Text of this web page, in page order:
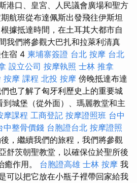
港口、皇宮、人民議會廣場和聖方
航班從布達佩斯出發飛往伊斯坦
據抵達時間，在土耳其大都市自
我們將參觀大巴扎和拉萊利清真
宿 4 柬埔寨簽證 台北 按摩 台北
設立公司 按摩執照 士林 推拿
按摩 課程 北投 按摩 傍晚抵達布達
也了解了匈牙利歷史上的重要城
到城堡（從外面）、瑪麗教堂和主
摩課程 工商登記 按摩證照班 台中
中整骨價錢 台胞證台北 按摩證照
，繼續我們的旅程，我們將參觀
舒茨朝聖教堂，以確保位於聖所後
癒作用。 台胞證高雄 士林 按摩 我
可以把它放在小瓶子裡帶回家給我